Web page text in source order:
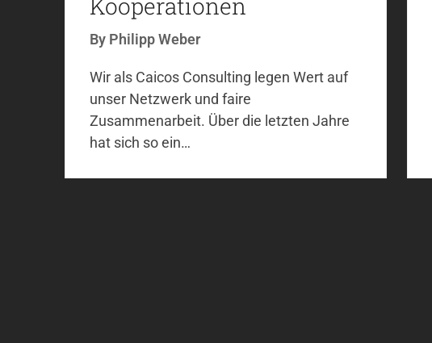
By Philipp Weber
Wir als Caicos Consulting legen Wert auf
unser Netzwerk und faire
Zusammenarbeit. Über die letzten Jahre
hat sich so ein…